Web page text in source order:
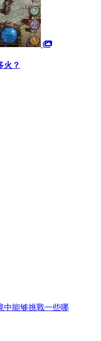
火？
中能够挑戰一些哪